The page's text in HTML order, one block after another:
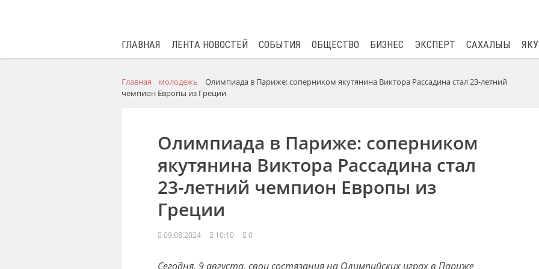
ГЛАВНАЯ ЛЕНТА НОВОСТЕЙ СОБЫТИЯ ОБЩЕСТВО БИЗНЕС ЭКСПЕРТ САХАЛЫЫ
Главная молодежь
Олимпиада в Париже: соперником якутянина Виктора Рассадина стал 23-летний
чемпион Европы из Греции
Олимпиада в Париже: соперником
якутянина Виктора Рассадина стал
23-летний чемпион Европы из
Греции
09.08.2024 10:10 0
Сегодня, 9 августа, свои состязания на Олимпийских играх в Париже